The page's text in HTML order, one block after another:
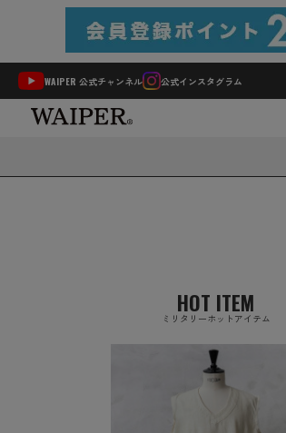
WAIPER 公式チャンネル 公式インスタグラム
HOT ITEM
ミリタリーホットアイテム